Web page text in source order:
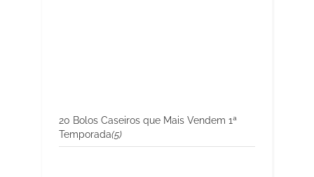
20 Bolos Caseiros que Mais Vendem 1ª
Temporada(5)